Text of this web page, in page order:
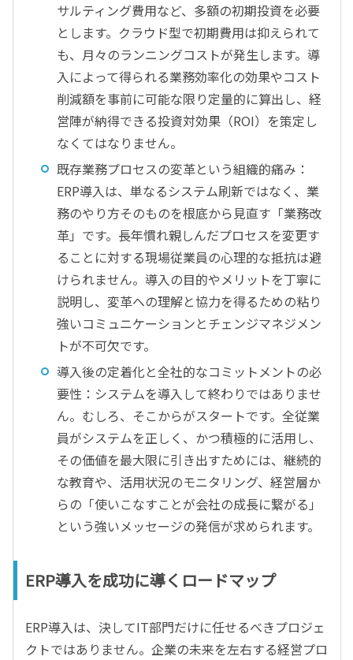
サルティング費用など、多額の初期投資を必要
とします。クラウド型で初期費用は抑えられて
も、月々のランニングコストが発生します。導
入によって得られる業務効率化の効果やコスト
削減額を事前に可能な限り定量的に算出し、経
営陣が納得できる投資対効果（ROI）を策定し
なくてはなりません。
既存業務プロセスの変革という組織的痛み：
ERP導入は、単なるシステム刷新ではなく、業
務のやり方そのものを根底から見直す「業務改
革」です。長年慣れ親しんだプロセスを変更す
ることに対する現場従業員の心理的な抵抗は避
けられません。導入の目的やメリットを丁寧に
説明し、変革への理解と協力を得るための粘り
強いコミュニケーションとチェンジマネジメン
トが不可欠です。
導入後の定着化と全社的なコミットメントの必
要性：システムを導入して終わりではありませ
ん。むしろ、そこからがスタートです。全従業
員がシステムを正しく、かつ積極的に活用し、
その価値を最大限に引き出すためには、継続的
な教育や、活用状況のモニタリング、経営層か
らの「使いこなすことが会社の成長に繋がる」
という強いメッセージの発信が求められます。
ERP導入を成功に導くロードマップ
ERP導入は、決してIT部門だけに任せるべきプロジェ
クトではありません。企業の未来を左右する経営プロ